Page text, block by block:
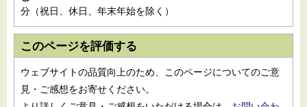
分（祝日、休日、年末年始を除く）
このページを評価する
ウェブサイトの品質向上のため、このページについてのご意
見・ご感想をお寄せください。